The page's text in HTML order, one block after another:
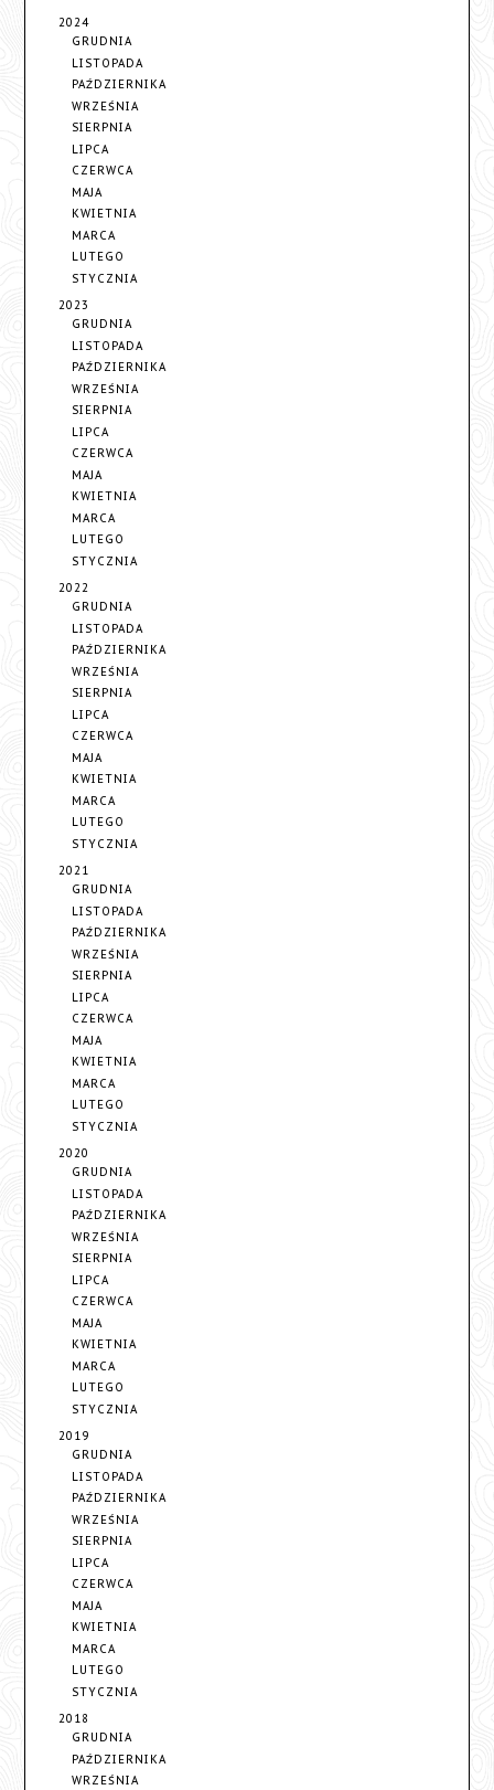
2024
GRUDNIA
LISTOPADA
PAŹDZIERNIKA
WRZEŚNIA
SIERPNIA
LIPCA
CZERWCA
MAJA
KWIETNIA
MARCA
LUTEGO
STYCZNIA
2023
GRUDNIA
LISTOPADA
PAŹDZIERNIKA
WRZEŚNIA
SIERPNIA
LIPCA
CZERWCA
MAJA
KWIETNIA
MARCA
LUTEGO
STYCZNIA
2022
GRUDNIA
LISTOPADA
PAŹDZIERNIKA
WRZEŚNIA
SIERPNIA
LIPCA
CZERWCA
MAJA
KWIETNIA
MARCA
LUTEGO
STYCZNIA
2021
GRUDNIA
LISTOPADA
PAŹDZIERNIKA
WRZEŚNIA
SIERPNIA
LIPCA
CZERWCA
MAJA
KWIETNIA
MARCA
LUTEGO
STYCZNIA
2020
GRUDNIA
LISTOPADA
PAŹDZIERNIKA
WRZEŚNIA
SIERPNIA
LIPCA
CZERWCA
MAJA
KWIETNIA
MARCA
LUTEGO
STYCZNIA
2019
GRUDNIA
LISTOPADA
PAŹDZIERNIKA
WRZEŚNIA
SIERPNIA
LIPCA
CZERWCA
MAJA
KWIETNIA
MARCA
LUTEGO
STYCZNIA
2018
GRUDNIA
PAŹDZIERNIKA
WRZEŚNIA